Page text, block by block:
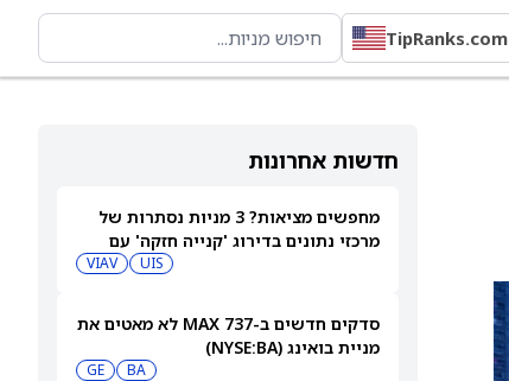
TipRanks.com
חדשות אחרונות
מחפשים מציאות? 3 מניות נסתרות של
מרכזי נתונים בדירוג 'קנייה חזקה' עם
UIS
VIAV
סדקים חדשים ב-737 MAX לא מאטים את
מניית בואינג (NYSE:BA)
BA
GE